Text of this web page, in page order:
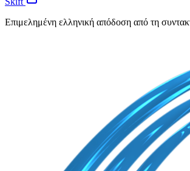
Επιμελημένη ελληνική απόδοση από τη